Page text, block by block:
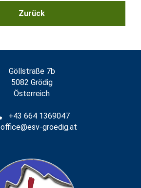
Göllstraße 7b
5082 Grödig
Österreich
+43 664 1369047
office@esv-groedig.at